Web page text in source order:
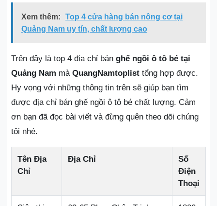
Xem thêm:
Top 4 cửa hàng bán nông cơ tại
Quảng Nam uy tín, chất lượng cao
Trên đây là top 4 địa chỉ bán ghế ngồi ô tô bé tại
Quảng Nam mà QuangNamtoplist tổng hợp được.
Hy vọng với những thông tin trên sẽ giúp bạn tìm
được địa chỉ bán ghế ngồi ô tô bé chất lượng. Cảm
ơn bạn đã đọc bài viết và đừng quên theo dõi chúng
tôi nhé.
Tên Địa
Chỉ
Địa Chỉ
Số
Điện
Thoại